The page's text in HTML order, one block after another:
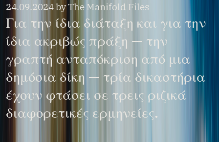
24.09.2024byThe Manifold Files
Για την ίδια διάταξη και για την
ίδια ακριβώς πράξη — την
γραπτή ανταπόκριση από μια
δημόσια δίκη — τρία δικαστήρια
έχουν φτάσει σε τρεις ριζικά
διαφορετικές ερμηνείες.